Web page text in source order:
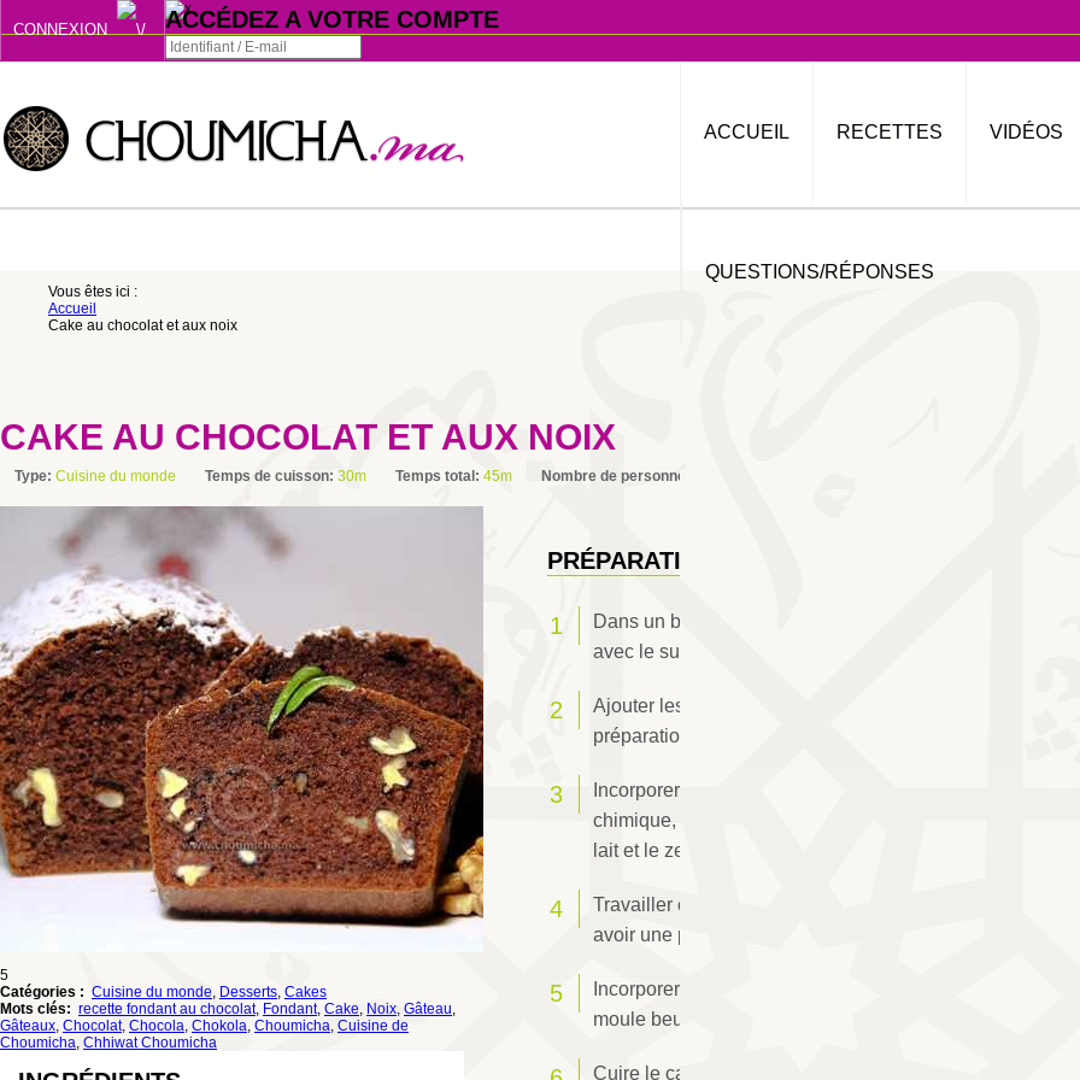
CONNEXION ACCÉDEZ A VOTRE COMPTE
Se souvenir de moi
S'INSCRIRE
ACCUEIL RECETTES VIDÉOS
QUESTIONS/RÉPONSES
Vous êtes ici :
Accueil
Cake au chocolat et aux noix
CAKE AU CHOCOLAT ET AUX NOIX
Type: Cuisine du monde Temps de cuisson: 30m Temps total: 45m Nombre de personnes
5
Catégories : Cuisine du monde, Desserts, Cakes
Mots clés: recette fondant au chocolat, Fondant, Cake, Noix, Gâteau,
Gâteaux, Chocolat, Chocola, Chokola, Choumicha, Cuisine de
Choumicha, Chhiwat Choumicha
PRÉPARATION
Dans un bol, travailler le beurre en pommade
avec le sucre glace.
Ajouter les œufs et mélanger pour avoir une
préparation homogène.
Incorporer la farine avec le sel et la levure
chimique, puis rajouter la poudre de cacao, le
lait et le zeste de citron.
Travailler énergiquement le mélange pour
avoir une pâte sans grumeaux.
Incorporer les noix et verser la pâte dans un
moule beurré et fariné.
Cuire le cake au four préchauffé à 180°C